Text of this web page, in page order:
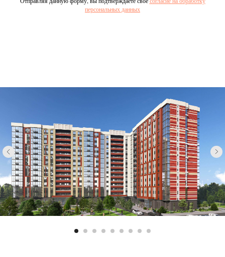
персональных данных